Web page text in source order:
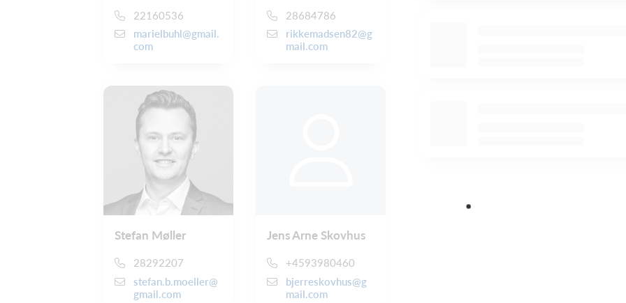
22160536
marielbuhl@gmail.
com
28684786
rikkemadsen82@g
mail.com
Stefan Møller
28292207
stefan.b.moeller@
gmail.com
Jens Arne Skovhus
+4593980460
bjerreskovhus@g
mail.com